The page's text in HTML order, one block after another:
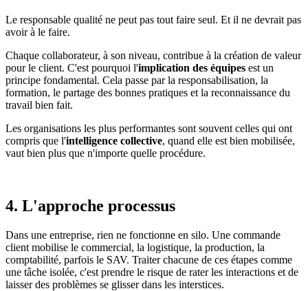
Le responsable qualité ne peut pas tout faire seul. Et il ne devrait pas
avoir à le faire.
Chaque collaborateur, à son niveau, contribue à la création de valeur
pour le client. C'est pourquoi l'implication des équipes est un
principe fondamental. Cela passe par la responsabilisation, la
formation, le partage des bonnes pratiques et la reconnaissance du
travail bien fait.
Les organisations les plus performantes sont souvent celles qui ont
compris que l'intelligence collective, quand elle est bien mobilisée,
vaut bien plus que n'importe quelle procédure.
4. L'approche processus
Dans une entreprise, rien ne fonctionne en silo. Une commande
client mobilise le commercial, la logistique, la production, la
comptabilité, parfois le SAV. Traiter chacune de ces étapes comme
une tâche isolée, c'est prendre le risque de rater les interactions et de
laisser des problèmes se glisser dans les interstices.